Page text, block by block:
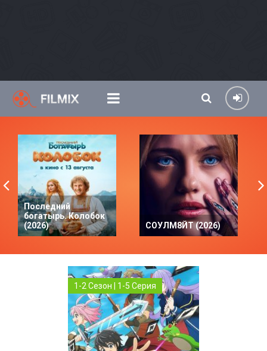
Последний
богатырь. Колобок
(2026)
СОУЛМ8ЙТ (2026)
1-2 Сезон | 1-5 Серия